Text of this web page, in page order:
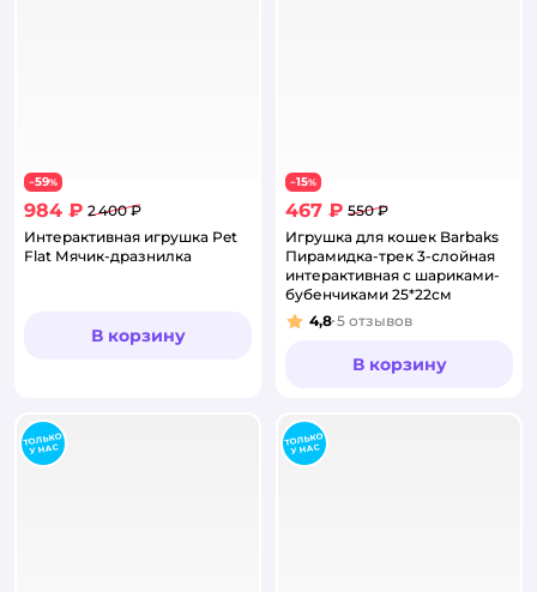
−59%
984 ₽ 2 400 ₽
Интерактивная игрушка Pet
Flat Мячик-дразнилка
В корзину
−15%
467 ₽ 550 ₽
Игрушка для кошек Barbaks
Пирамидка-трек 3-слойная
интерактивная с шариками-
бубенчиками 25*22см
Рейтинг:
4,8 5 отзывов
В корзину